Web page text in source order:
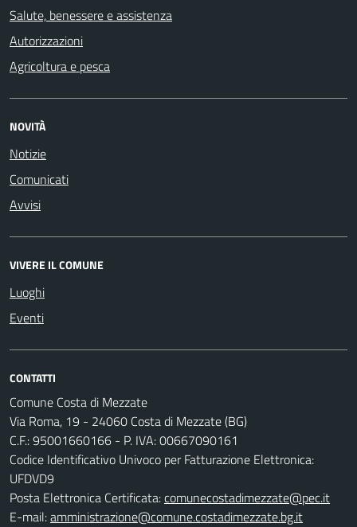
Salute, benessere e assistenza
Autorizzazioni
Agricoltura e pesca
NOVITÀ
Notizie
Comunicati
Avvisi
VIVERE IL COMUNE
Luoghi
Eventi
CONTATTI
Comune Costa di Mezzate
Via Roma, 19 - 24060 Costa di Mezzate (BG)
C.F.: 95001660166 - P. IVA: 00667090161
Codice Identificativo Univoco per Fatturazione Elettronica:
UFDVD9
Posta Elettronica Certificata:comunecostadimezzate@pec.it
E-mail:amministrazione@comune.costadimezzate.bg.it